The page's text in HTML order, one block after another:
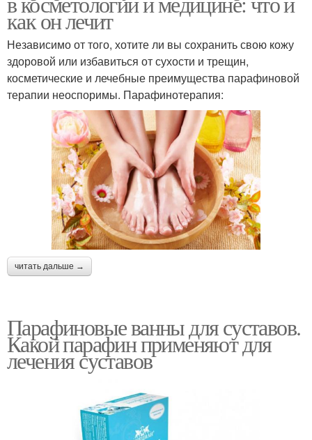
как он лечит
Независимо от того, хотите ли вы сохранить свою кожу
здоровой или избавиться от сухости и трещин,
косметические и лечебные преимущества парафиновой
терапии неоспоримы. Парафинотерапия:
читать дальше →
Парафиновые ванны для суставов.
Какой парафин применяют для
лечения суставов